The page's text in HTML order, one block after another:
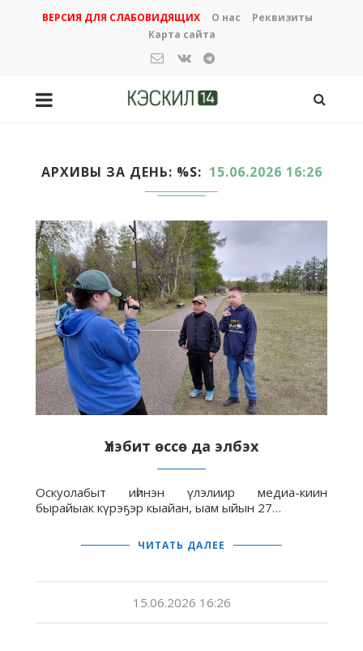
ВЕРСИЯ ДЛЯ СЛАБОВИДЯЩИХ О нас
Реквизиты
Карта сайта
АРХИВЫ ЗА ДЕНЬ: %S 15.06.2026 16:26
Үлэбит өссө да элбэх
Оскуолабыт иһинэн үлэлиир медиа-киин
бырайыак күрэҕэр кыайан, ыам ыйын 27…
ЧИТАТЬ ДАЛЕЕ
15.06.2026 16:26